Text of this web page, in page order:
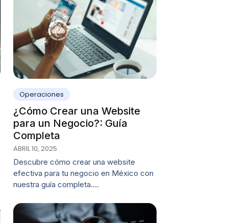
Operaciones
¿Cómo Crear una Website
para un Negocio?: Guía
Completa
ABRIL 10, 2025
Descubre cómo crear una website
efectiva para tu negocio en México con
nuestra guía completa.…